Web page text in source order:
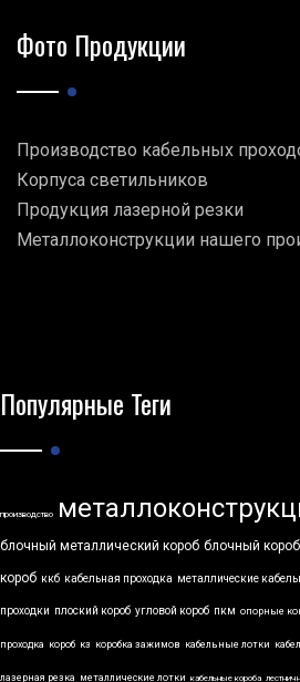
Фото Продукции
Производство кабельных
Корпуса светильников
Продукция лазерной резки
Металлоконструкции нашего
Популярные Теги
производство
блочный металлический короб блочный короб
короб ккб кабельная проходка металлические
проходки плоский короб угловой короб пкм опорные
проходка короб кз коробка зажимов кабельные лотки
лазерная резка металлические лотки кабельные короба